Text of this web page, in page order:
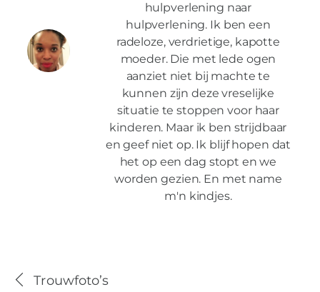
hulpverlening naar
hulpverlening. Ik ben een
radeloze, verdrietige, kapotte
moeder. Die met lede ogen
aanziet niet bij machte te
kunnen zijn deze vreselijke
situatie te stoppen voor haar
kinderen. Maar ik ben strijdbaar
en geef niet op. Ik blijf hopen dat
het op een dag stopt en we
worden gezien. En met name
m'n kindjes.
Trouwfoto’s